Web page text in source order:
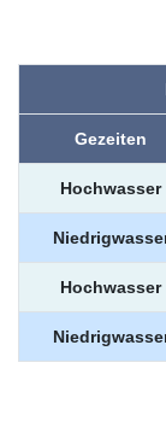
Gezeiten
Hochwasser
Hochwasser